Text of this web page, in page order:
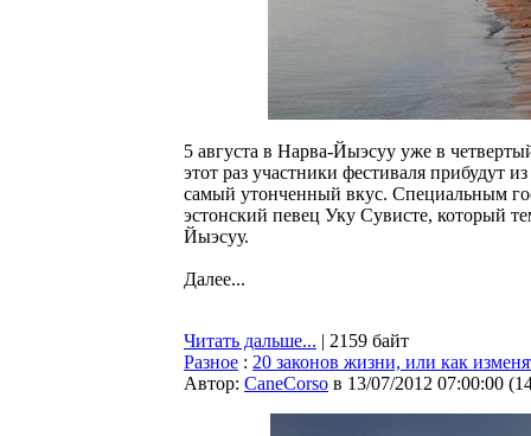
5 августа в Нарва-Йыэсуу уже в
этот раз участники фестиваля прибудут
самый утонченный вкус. Специальным
эстонский певец Уку Сувисте, который
Йыэсуу.
Далее...
Читать дальше... | 2159 байт
Разное : 20 законов жизни, или как
Автор: CaneCorso в 13/07/2012 07:00:00 (